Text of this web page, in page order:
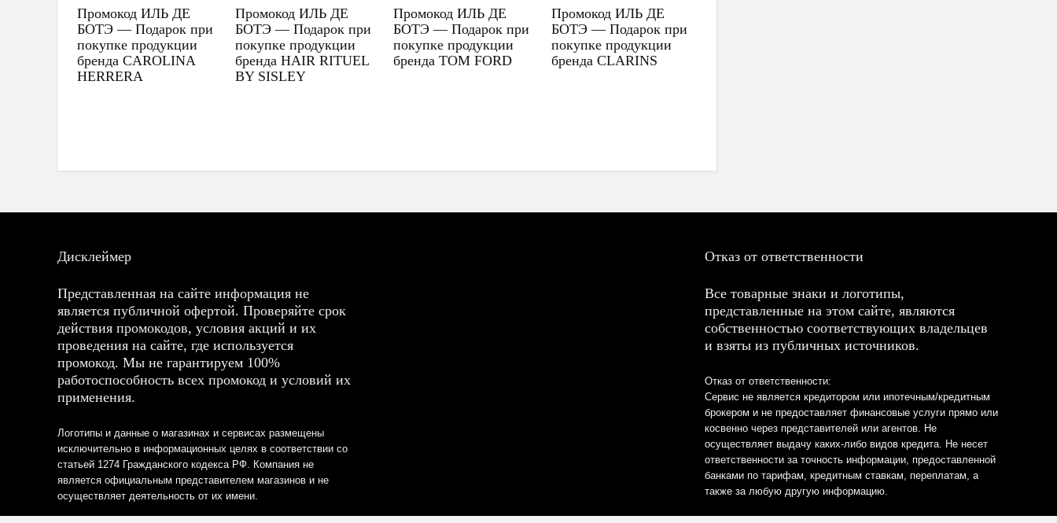
Промокод ИЛЬ ДЕ
БОТЭ — Подарок при
покупке продукции
бренда CAROLINA
HERRERA
Промокод ИЛЬ ДЕ
БОТЭ — Подарок при
покупке продукции
бренда HAIR RITUEL
BY SISLEY
Промокод ИЛЬ ДЕ
БОТЭ — Подарок при
покупке продукции
бренда TOM FORD
Промокод ИЛЬ ДЕ
БОТЭ — Подарок при
покупке продукции
бренда CLARINS
Дисклеймер
Представленная на сайте информация не
является публичной офертой. Проверяйте срок
действия промокодов, условия акций и их
проведения на сайте, где используется
промокод. Мы не гарантируем 100%
работоспособность всех промокод и условий их
применения.
Логотипы и данные о магазинах и сервисах размещены
исключительно в информационных целях в соответствии со
статьей 1274 Гражданского кодекса РФ. Компания не
является официальным представителем магазинов и не
осуществляет деятельность от их имени.
Отказ от ответственности
Все товарные знаки и логотипы,
представленные на этом сайте, являются
собственностью соответствующих владельцев
и взяты из публичных источников.
Отказ от ответственности:
Сервис не является кредитором или ипотечным/кредитным
брокером и не предоставляет финансовые услуги прямо или
косвенно через представителей или агентов. Не
осуществляет выдачу каких-либо видов кредита. Не несет
ответственности за точность информации, предоставленной
банками по тарифам, кредитным ставкам, переплатам, а
также за любую другую информацию.